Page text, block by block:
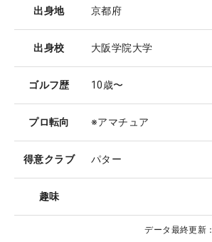
出身地 京都府
出身校 大阪学院大学
ゴルフ歴 10歳〜
プロ転向 ※アマチュア
得意クラブ パター
趣味
データ最終更新：